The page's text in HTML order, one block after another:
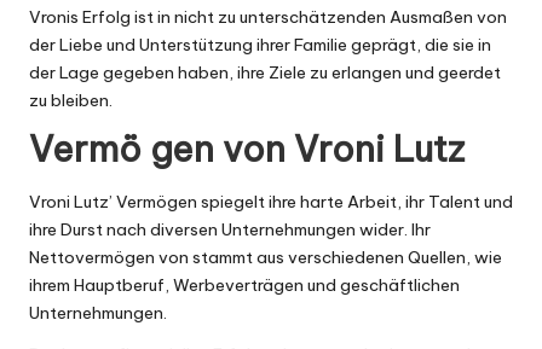
Vronis Erfolg ist in nicht zu unterschätzenden Ausmaßen von
der Liebe und Unterstützung ihrer Familie geprägt, die sie in
der Lage gegeben haben, ihre Ziele zu erlangen und geerdet
zu bleiben.
Vermö gen von Vroni Lutz
Vroni Lutz’ Vermögen spiegelt ihre harte Arbeit, ihr Talent und
ihre Durst nach diversen Unternehmungen wider. Ihr
Nettovermögen von stammt aus verschiedenen Quellen, wie
ihrem Hauptberuf, Werbeverträgen und geschäftlichen
Unternehmungen.